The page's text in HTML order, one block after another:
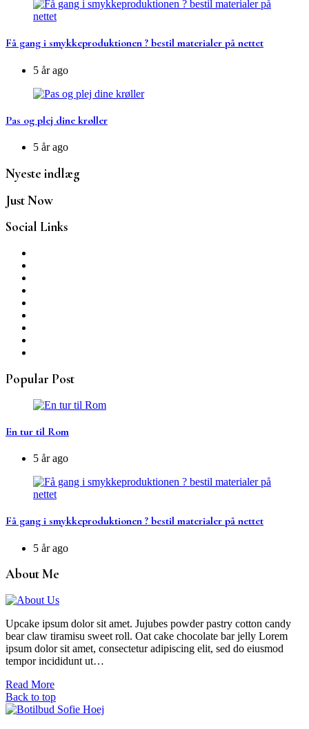
Få gang i smykkeproduktionen ? bestil materialer på nettet
5 år ago
Pas og plej dine krøller
5 år ago
Nyeste indlæg
Just Now
Social Links
Popular Post
En tur til Rom
5 år ago
Få gang i smykkeproduktionen ? bestil materialer på nettet
5 år ago
About Me
Upcake ipsum dolor sit amet. Jujubes powder pastry cotton candy
bear claw tiramisu sweet roll. Oat cake chocolate bar jelly Lorem
ipsum dolor sit amet, consectetur adipiscing elit, sed do eiusmod
tempor incididunt ut…
Read More
Back to top